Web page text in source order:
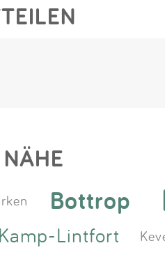
Bottrop
Kamp-Lintfort